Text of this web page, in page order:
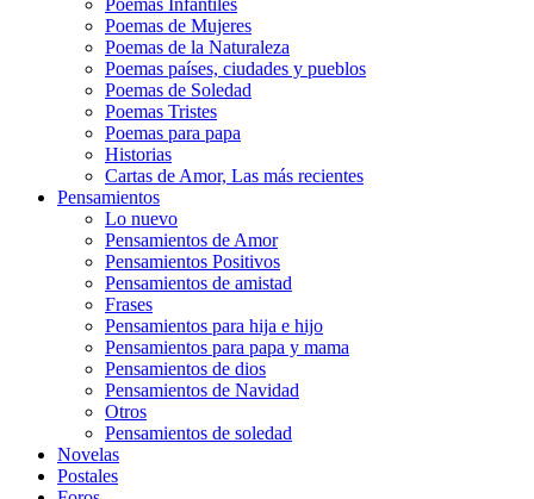
Poemas de Mujeres
Poemas de la Naturaleza
Poemas países, ciudades y pueblos
Poemas de Soledad
Poemas Tristes
Poemas para papa
Historias
Cartas de Amor, Las más recientes
Pensamientos
Lo nuevo
Pensamientos de Amor
Pensamientos Positivos
Pensamientos de amistad
Frases
Pensamientos para hija e hijo
Pensamientos para papa y mama
Pensamientos de dios
Pensamientos de Navidad
Otros
Pensamientos de soledad
Novelas
Postales